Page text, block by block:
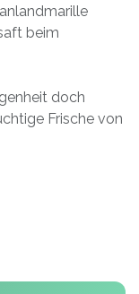
beim
doch
Frische von